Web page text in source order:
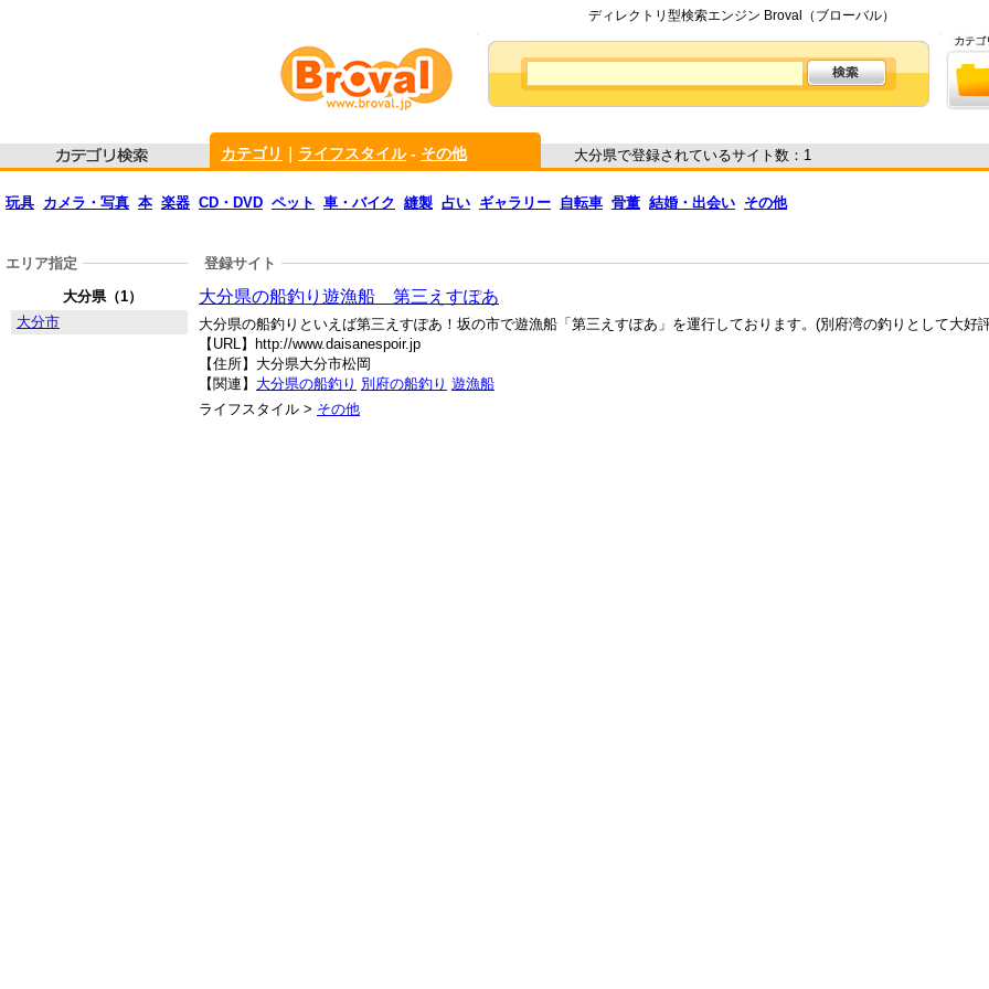
ディレクトリ型検索エンジン Broval（ブローバル）
カテゴリ ライフスタイル- その他 大分県で登録されているサイト数：1
玩具 カメラ・写真 本 楽器 CD・DVD ペット 車・バイク 縫製 占い ギャラリー 自転車 骨董 結婚・出会い その他
登録サイト
大分県の船釣り遊漁船 第三えすぽあ
大分県の船釣りといえば第三えすぽあ！坂の市で遊漁船「第三えすぽあ」を運行しております。(別府湾の釣りとして大好
【URL】http://www.daisanespoir.jp
【住所】大分県大分市松岡
【関連】 大分県の船釣り 別府の船釣り 遊漁船
ライフスタイル > その他
エリア指定
大分県（1）
大分市